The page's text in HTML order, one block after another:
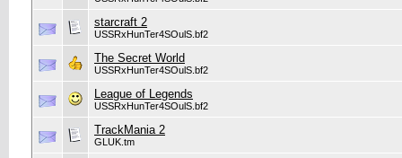
starcraft 2
USSRxHunTer4SOulS.bf2
The Secret World
USSRxHunTer4SOulS.bf2
League of Legends
USSRxHunTer4SOulS.bf2
TrackMania 2
GLUK.tm